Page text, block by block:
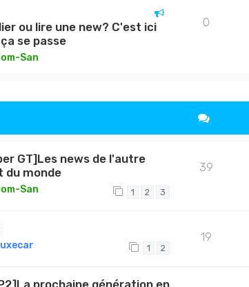
ou lire une new? C'est ici
se passe
San
0
GT]Les news de l'autre
du monde
San 1 2 3
39
1 2
19